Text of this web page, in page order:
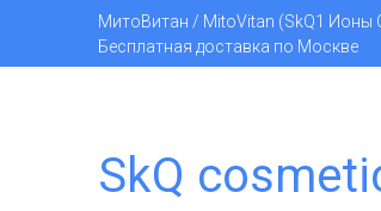
МитоВитан / MitoVitan (SkQ1 Ионы
Бесплатная доставка по Москве
SkQ